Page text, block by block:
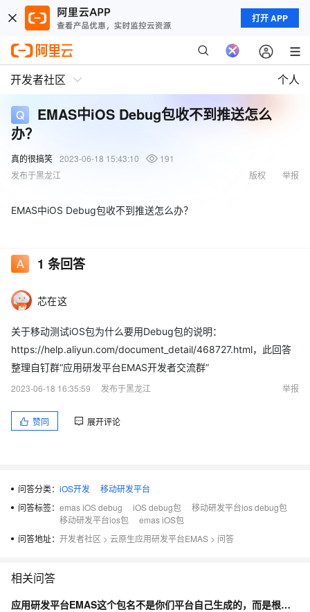
打开 APP
开发者社区 个人
EMAS中iOS Debug包收不到推送怎么
办？
真的很搞笑 2023-06-18 15:43:10
191
发布于黑龙江
举报
版权
EMAS中iOS Debug包收不到推送怎么办？
1 条回答
芯在这
关于移动测试iOS包为什么要用Debug包的说明：
https://help.aliyun.com/document_detail/468727.html，此回答
整理自钉群“应用研发平台EMAS开发者交流群”
2023-06-18 16:35:59
发布于黑龙江 举报
赞同 展开评论
问答分类： iOS开发
移动研发平台
问答标签： emas iOS debug iOS debug包
移动研发平台ios debug包
移动研发平台ios包
emas iOS包
问答地址： 开发者社区 > 云原生应用研发平台EMAS > 问答
相关问答
应用研发平台EMAS这个包名不是你们平台自己生成的，而是根据他代码生成的？